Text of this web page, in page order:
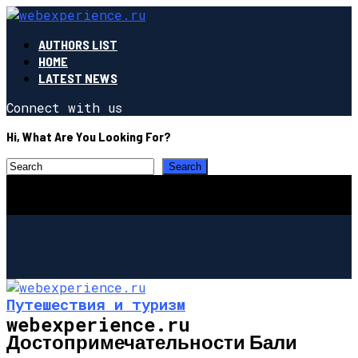
AUTHORS LIST
HOME
LATEST NEWS
Connect with us
Hi, What Are You Looking For?
webexperience.ru
Путешествия и туризм
Достопримечательности Бали